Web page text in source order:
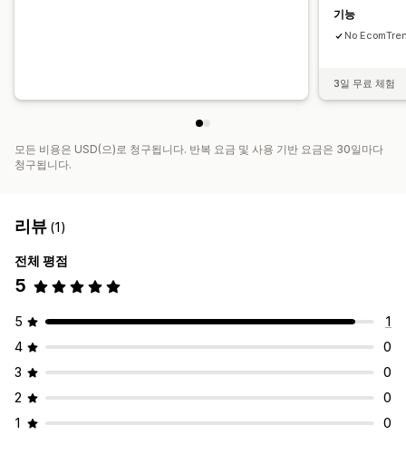
기능
No
3일 무료 체험
모든 비용은 USD(으)로 청구됩니다. 반복 요금 및 사용 기반 요금은 30일마다
청구됩니다.
리뷰 (1)
전체 평점
5
5
1
4
0
3
0
2
0
1
0